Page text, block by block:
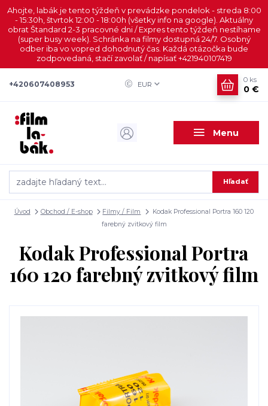
Ahojte, labák je tento týždeň v prevádzke pondelok - streda 8:00
- 15:30h, štvrtok 12:00 - 18:00h (všetky info na google). Aktuálny
obrat Štandard 2-3 pracovné dni / Expres tento týždeň nestíhame
(super busy week). Schránka na filmy dostupná 24/7. Osobný
odber iba vo vopred dohodnutý čas. Každá otázočka bude
zodpovedaná, stačí zavolať / napísať +421940107419
Menu
EUR
Hľadať
+420607408953
0 ks
0 €
Úvod Obchod / E-shop Filmy / Film
Kodak Professional Portra 160 120
farebný zvitkový film
Kodak Professional Portra
160 120 farebný zvitkový film